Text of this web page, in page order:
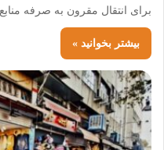
برای انتقال مقرون به صرفه
بیشتر بخوانید »